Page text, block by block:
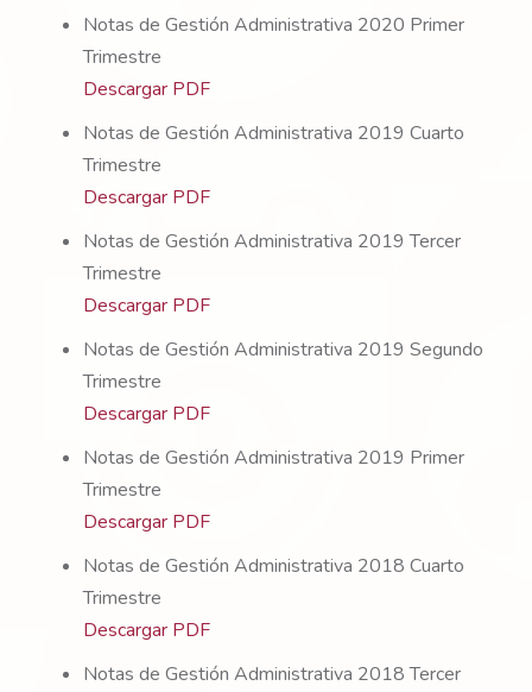
Notas de Gestión Administrativa 2020 Primer
Trimestre
Descargar PDF
Notas de Gestión Administrativa 2019 Cuarto
Trimestre
Descargar PDF
Notas de Gestión Administrativa 2019 Tercer
Trimestre
Descargar PDF
Notas de Gestión Administrativa 2019 Segundo
Trimestre
Descargar PDF
Notas de Gestión Administrativa 2019 Primer
Trimestre
Descargar PDF
Notas de Gestión Administrativa 2018 Cuarto
Trimestre
Descargar PDF
Notas de Gestión Administrativa 2018 Tercer